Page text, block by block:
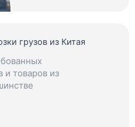
грузов из Китая
и товаров из